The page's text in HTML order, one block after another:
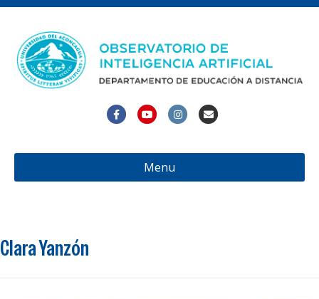
FacebookYoutubeInstagramEmail
Menu
Clara Yanzón